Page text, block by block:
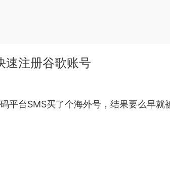
速注册谷歌账号
平台SMS买了个海外号，结果要么早就